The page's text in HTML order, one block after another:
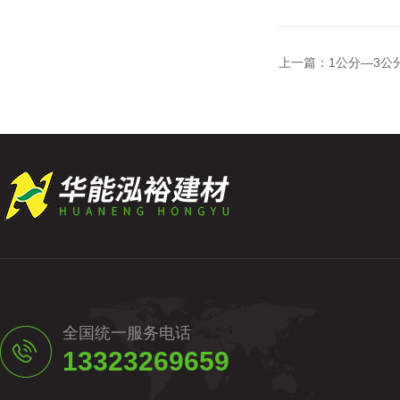
上一篇： 1公分—3公
全国统一服务电话
13323269659